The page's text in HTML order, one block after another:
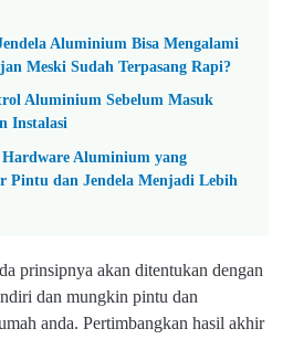
Aluminium Bisa Mengalami
Meski Sudah Terpasang Rapi?
Aluminium Sebelum Masuk
Instalasi
Aluminium yang
Pintu dan Jendela Menjadi Lebih
prinsipnya akan ditentukan dengan
dan mungkin pintu dan
anda. Pertimbangkan hasil akhir